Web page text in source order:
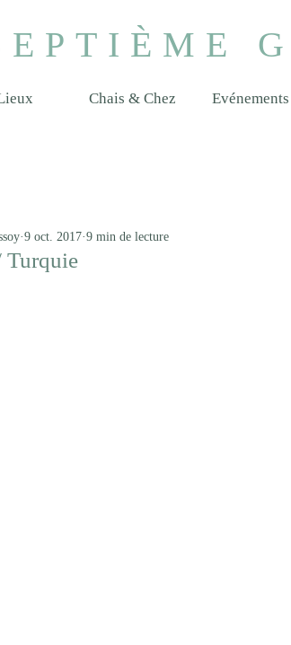
Chais & Chez Evénements
Turquie
9 oct. 2017 9 min de lecture